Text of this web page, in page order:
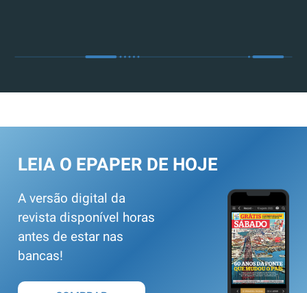
LEIA O EPAPER DE HOJE
A versão digital da
revista disponível horas
antes de estar nas
bancas!